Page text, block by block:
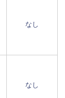
なし
なし